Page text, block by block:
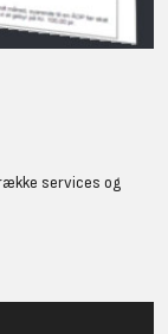
services og